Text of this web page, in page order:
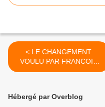
< LE CHANGEMENT
VOULU PAR FRANCOIS
HOLLANDE N’EST-IL
Hébergé par Overblog